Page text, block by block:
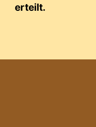
erteilt.